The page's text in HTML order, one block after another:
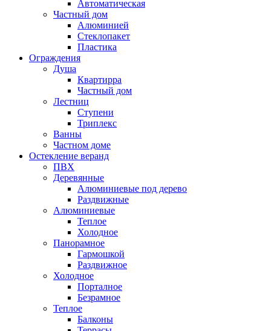
Автоматическая
Частный дом
Алюминией
Стеклопакет
Пластика
Ограждения
Душа
Квартирра
Частный дом
Лестниц
Ступени
Триплекс
Ванны
Частном доме
Остекление веранд
ПВХ
Деревянные
Алюминиевые под дерево
Раздвижные
Алюминиевые
Теплое
Холодное
Панорамное
Гармошкой
Раздвижное
Холодное
Порталное
Безрамное
Теплое
Балконы